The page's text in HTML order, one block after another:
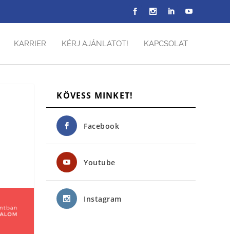
KARRIER KÉRJ AJÁNLATOT! KAPCSOLAT
KÖVESS MINKET!
Facebook
Youtube
Instagram